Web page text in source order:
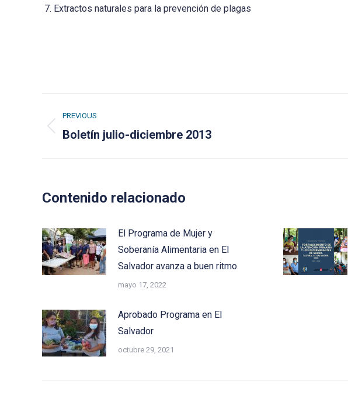
Extractos naturales para la prevención de plagas
navigation
PREVIOUS
Previous
Boletín julio-diciembre 2013
Contenido relacionado
El Programa de Mujer y
Soberanía Alimentaria en El
Salvador avanza a buen ritmo
mayo 17, 2022
Aprobado Programa en El
Salvador
octubre 29, 2021